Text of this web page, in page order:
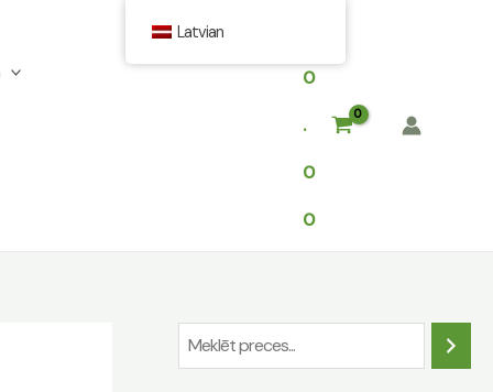
0
.
0
0
M
e
Latvian